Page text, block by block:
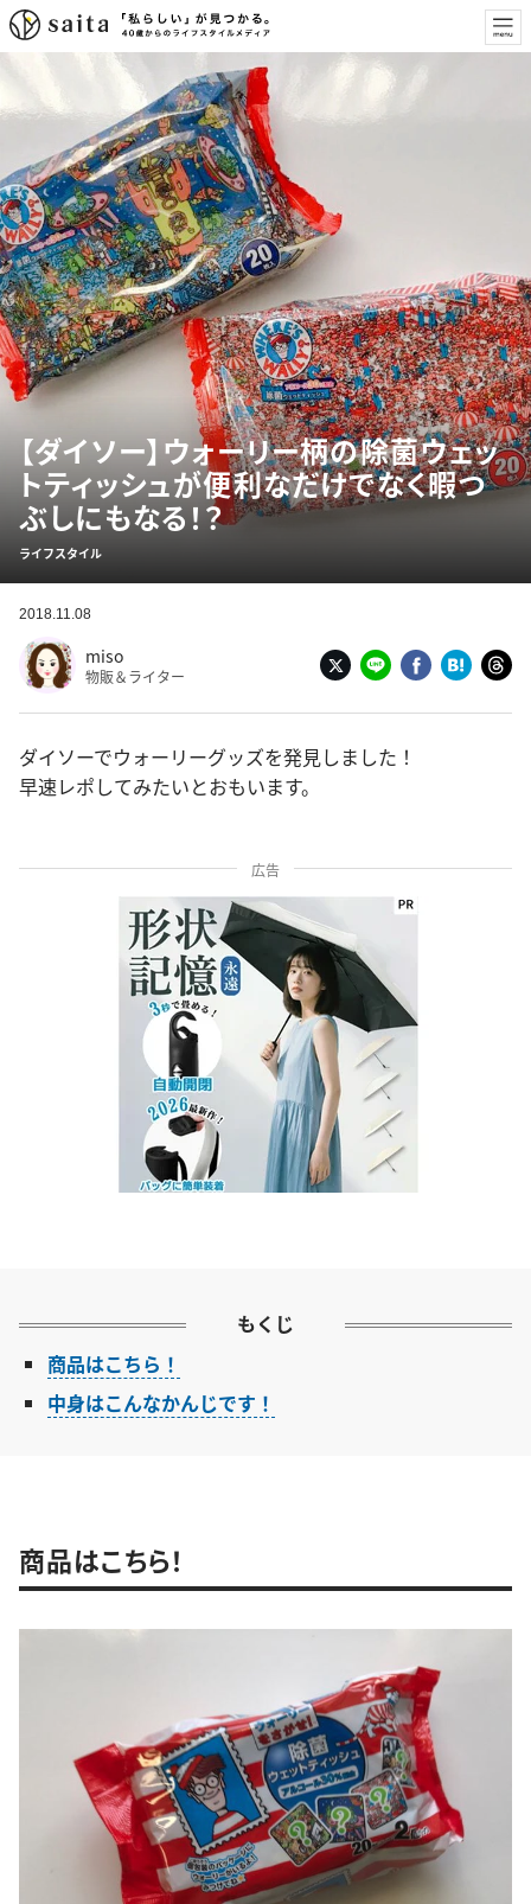
【ダイソー】ウォーリー柄の除菌ウェッ
トティッシュが便利なだけでなく暇つ
ぶしにもなる！？
ライフスタイル
2018.11.08
miso
物販＆ライター
ダイソーでウォーリーグッズを発見しました！
早速レポしてみたいとおもいます。
広告
もくじ
商品はこちら！
中身はこんなかんじです！
商品はこちら！